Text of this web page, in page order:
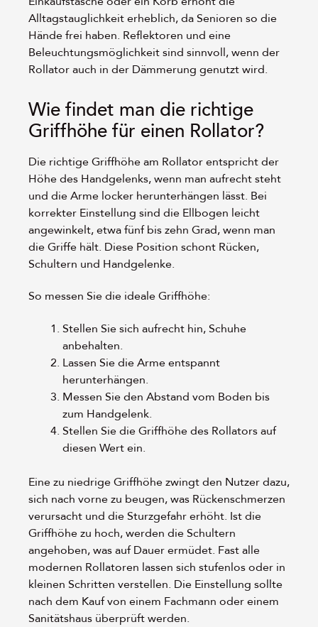
Alltagstauglichkeit erheblich, da Senioren so die
Hände frei haben. Reflektoren und eine
Beleuchtungsmöglichkeit sind sinnvoll, wenn der
Rollator auch in der Dämmerung genutzt wird.
Wie findet man die richtige
Griffhöhe für einen Rollator?
Die richtige Griffhöhe am Rollator entspricht der
Höhe des Handgelenks, wenn man aufrecht steht
und die Arme locker herunterhängen lässt. Bei
korrekter Einstellung sind die Ellbogen leicht
angewinkelt, etwa fünf bis zehn Grad, wenn man
die Griffe hält. Diese Position schont Rücken,
Schultern und Handgelenke.
So messen Sie die ideale Griffhöhe:
Stellen Sie sich aufrecht hin, Schuhe
anbehalten.
Lassen Sie die Arme entspannt
herunterhängen.
Messen Sie den Abstand vom Boden bis
zum Handgelenk.
Stellen Sie die Griffhöhe des Rollators auf
diesen Wert ein.
Eine zu niedrige Griffhöhe zwingt den Nutzer dazu,
sich nach vorne zu beugen, was Rückenschmerzen
verursacht und die Sturzgefahr erhöht. Ist die
Griffhöhe zu hoch, werden die Schultern
angehoben, was auf Dauer ermüdet. Fast alle
modernen Rollatoren lassen sich stufenlos oder in
kleinen Schritten verstellen. Die Einstellung sollte
nach dem Kauf von einem Fachmann oder einem
Sanitätshaus überprüft werden.